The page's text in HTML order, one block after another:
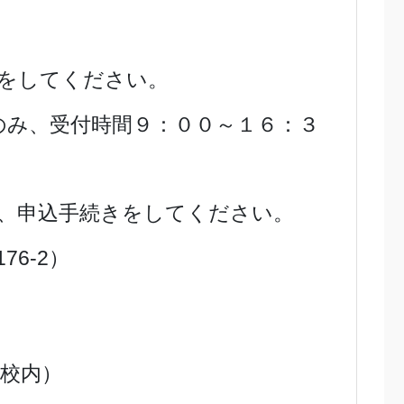
してください。
、受付時間９：００～１６：３
申込手続きをしてください。
2）
内）